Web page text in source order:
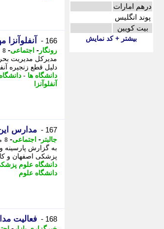
درهم امارات
پوند انگلیس
بیت کویین
بیشتر + کد نمایش 166 -
رونگار - اجتماعی- 8 ماه پیش - جمعه 14 آذر 1404، 16:17
مدیرکل مدیریت
دلیل قطع زنجیره
دانشگاه ها - دانشگاه
آنفلوآنزا
167 - مدارس
جالبتر - اجتماعی- 8 ماه پیش - جمعه 14 آذر 1404، 15:57
به گزارش پارسینه
پزشکی اصفهان و
دانشگاه علوم
دانشگاه علوم
168 - فعالیت مدارس